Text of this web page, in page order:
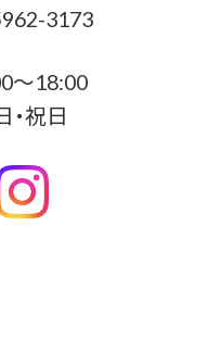
3173
～18:00
祝日